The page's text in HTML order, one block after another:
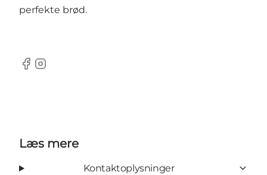
perfekte brød.
Facebook
Instagram
Læs mere
Kontaktoplysninger